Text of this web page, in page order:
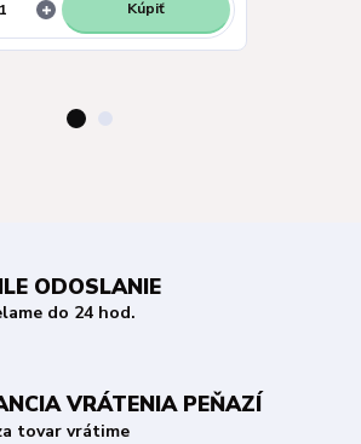
Kúpiť
ODOSLANIE
do 24 hod.
VRÁTENIA PEŇAZÍ
tovar vrátime